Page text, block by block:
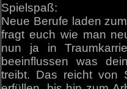
Spielspaß:
Neue Berufe laden
fragt euch wie man
nun ja in
beeinflussen was
treibt. Das reicht von